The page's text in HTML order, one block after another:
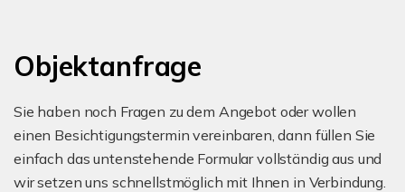
Objektanfrage
Sie haben noch Fragen zu dem Angebot oder wollen
einen Besichtigungstermin vereinbaren, dann füllen Sie
einfach das untenstehende Formular vollständig aus und
wir setzen uns schnellstmöglich mit Ihnen in Verbindung.